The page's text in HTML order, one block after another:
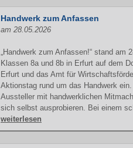
Handwerk zum Anfassen
am 28.05.2026
„Handwerk zum Anfassen!“ stand am
Klassen 8a und 8b in Erfurt auf dem
Erfurt und das Amt für
Aktionstag rund um das Handwerk
Aussteller mit handwerklichen
sich selbst ausprobieren. Bei einem
weiterlesen